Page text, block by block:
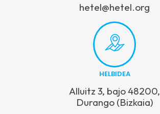
hetel@hetel.org
HELBIDEA
Alluitz 3, bajo 48200,
Durango (Bizkaia)